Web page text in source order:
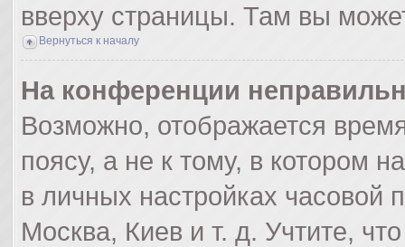
вверху страницы. Там вы
Вернуться к началу
На конференции
Возможно, отображается
поясу, а не к тому, в котором
в личных настройках часовой
Москва, Киев и т. д. Учтите,